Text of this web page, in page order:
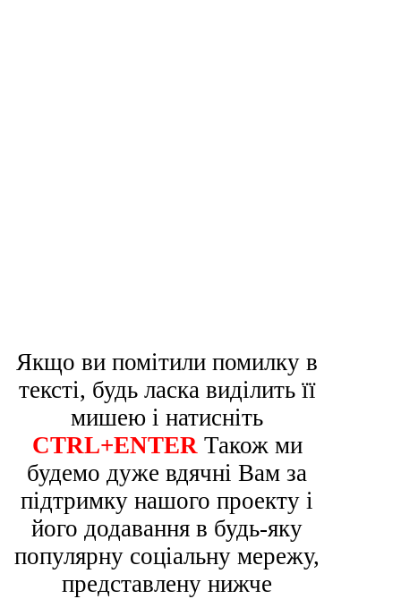
Якщо ви помітили помилку в
тексті, будь ласка виділить її
мишею і натисніть
CTRL+ENTER Також ми
будемо дуже вдячні Вам за
підтримку нашого проекту і
його додавання в будь-яку
популярну соціальну мережу,
представлену нижче